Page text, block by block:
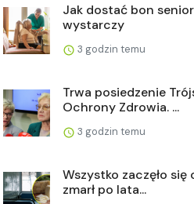
Jak dostać bon
wystarczy
3 godzin temu
Trwa posiedzenie
Ochrony Zdrowia. ...
3 godzin temu
Wszystko zaczęło się
zmarł po lata...